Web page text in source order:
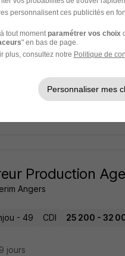
H/F
Intérim
Intérim
Production
Angers
- 49 CDI 25 200 - 32
jours
personnalisent ces publicités en
tout moment paramétrer vos choix
" en bas de page.
plus, consultez notre Politique de
Personnaliser mes